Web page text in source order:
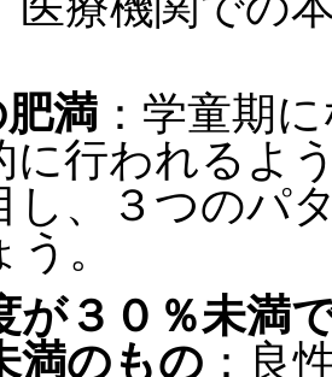
満：学童期
に行われるよ
し、３つのパ
。
が３０％未満
満のもの ：良